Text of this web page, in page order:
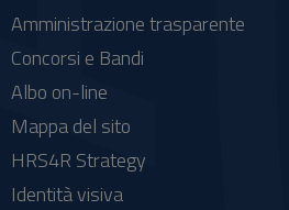
Amministrazione trasparente
Concorsi e Bandi
Albo on-line
Mappa del sito
HRS4R Strategy
Identità visiva